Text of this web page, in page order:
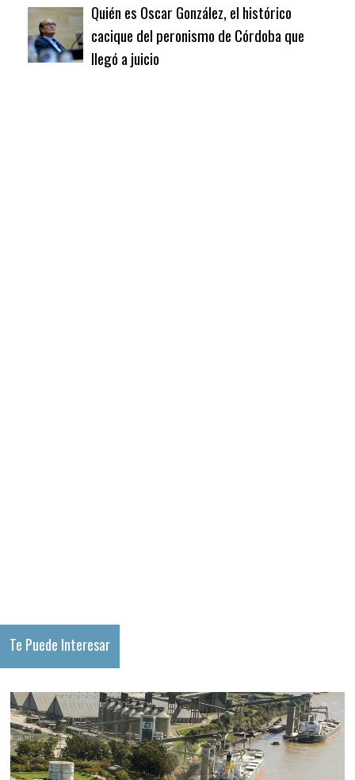
Quién es Oscar González, el histórico
cacique del peronismo de Córdoba que
llegó a juicio
Te Puede Interesar